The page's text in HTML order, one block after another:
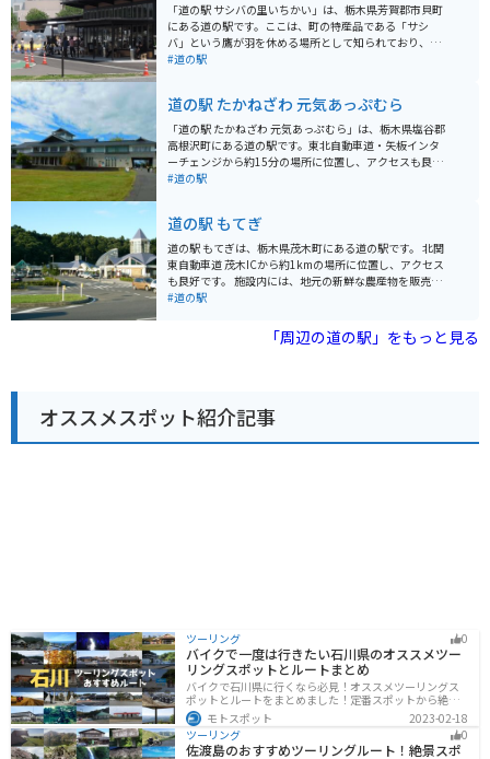
「道の駅 サシバの里いちかい」は、栃木県芳賀郡市貝町
にある道の駅です。ここは、町の特産品である「サシ
バ」という鷹が羽を休める場所として知られており、道
の駅の名前にもなっています。 施設内には、地元産の新
味わえる食事処があります。 バイクで訪れる場合、道の
駅には広々とした駐車場が完備されているので安心で
す。周辺には、自然豊かな里山の風景が広がっており、
ツーリングの休憩スポットとしても最適です。 市貝町
は、特に秋になると、そばの花が咲き乱れる美しい景色
す。道の駅を訪れた際には、ぜひ周辺の観光スポットに
も足を運んでみてください。
#道の駅
道の駅 たかねざわ 元気あっぷむら
「道の駅 たかねざわ 元気あっぷむら」は、栃木県塩谷郡
高根沢町にある道の駅です。東北自動車道・矢板インタ
ーチェンジから約15分の場所に位置し、アクセスも良好
です。 地元の新鮮な野菜や果物が並ぶ農産物直売所は、
また、地元食材をふんだんに使った料理が楽しめるレス
トランも併設されており、ドライブ中の休憩に最適で
す。 バイクで訪れる場合、駐車場も広々としているので
安心です。周辺には、緑豊かな自然が広がっており、ツ
ーリングの拠点としてもおすすめです。 高根沢町は、鬼
足を延ばしてみてはいかがでしょうか。
#道の駅
道の駅 もてぎ
道の駅 もてぎは、栃木県茂木町にある道の駅です。 北関
東自動車道 茂木ICから約1kmの場所に位置し、アクセス
も良好です。 施設内には、地元の新鮮な農産物を販売す
る農産物直売所や、地元の食材を使用した料理を提供す
は、ゆずの産地として知られており、道の駅 もてぎで
も、ゆずを使った様々な商品が販売されています。 ま
道の駅 もてぎには、広々とした駐車場が完備されている
ので安心です。 周辺には、緑豊かな山々が広がってお
り、ツーリングの休憩場所としても最適です。 道の駅 も
#道の駅
「周辺の道の駅」をもっと見る
オススメスポット紹介記事
ツーリング 0
バイクで一度は行きたい石川県のオススメツー
リングスポットとルートまとめ
バイクで石川県に行くなら必見！オススメツーリングス
ポットとルートをまとめました！定番スポットから絶景
スポット、温泉、海、グルメなど様々なジャンルで楽し
めます。バイクで石川ツーリングに行こうと思っている
人は、参考にしてください。
モトスポット
2023-02-18
ツーリング
0
佐渡島のおすすめツーリングルート！絶景スポ